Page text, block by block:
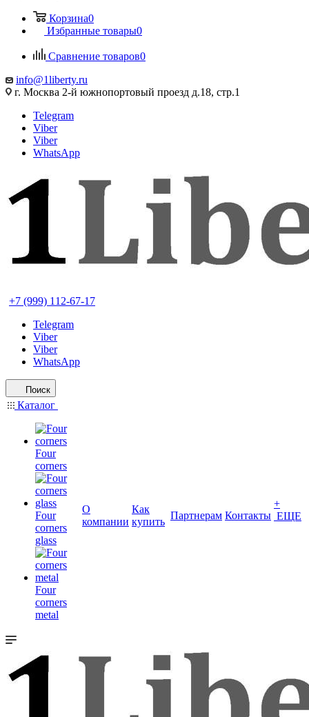
Корзина0
Избранные товары0
Сравнение товаров0
info@1liberty.ru
г. Москва 2-й южнопортовый проезд д.18, стр.1
Telegram
Viber
Viber
WhatsApp
+7 (999) 112-67-17
Telegram
Viber
Viber
WhatsApp
Поиск
Каталог
Four
corners
Four
corners
glass
Four
corners
metal
О
компании
Как
купить
Партнерам Контакты
+
ЕЩЕ